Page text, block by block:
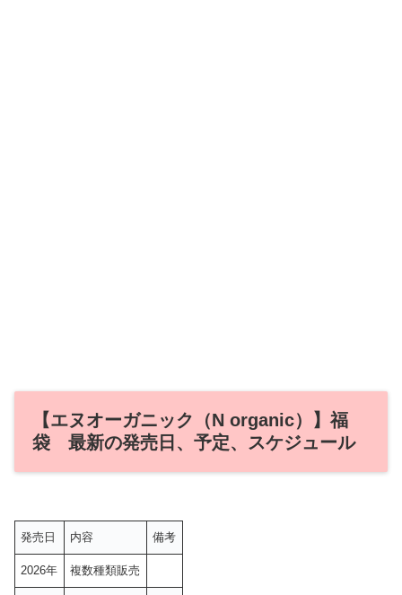
【エヌオーガニック（N organic）】福
袋 最新の発売日、予定、スケジュール
発売日 内容 備考
2026年 複数種類販売